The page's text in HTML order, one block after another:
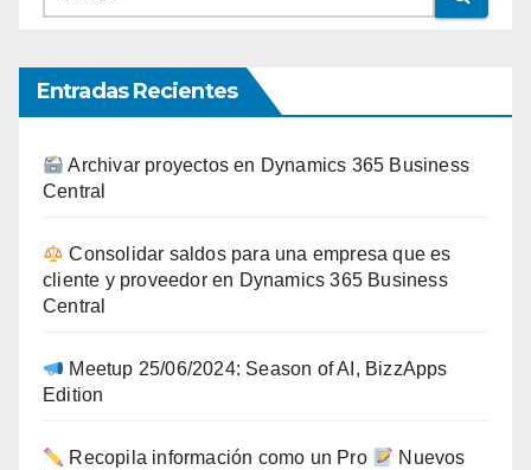
Entradas Recientes
Archivar proyectos en Dynamics 365 Business
Central
Consolidar saldos para una empresa que es
cliente y proveedor en Dynamics 365 Business
Central
Meetup 25/06/2024: Season of AI, BizzApps
Edition
Recopila información como un Pro
Nuevos